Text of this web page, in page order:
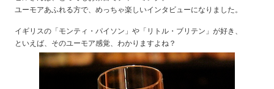
ユーモアあふれる方で、めっちゃ楽しいインタビューになりました。
イギリスの「モンティ・パイソン」や「リトル・ブリテン」が好き、
といえば、そのユーモア感覚、わかりますよね？